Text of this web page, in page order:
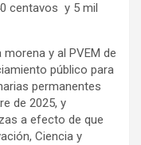
centavos y 5 mil
y al PVEM de
público para
permanentes
de 2025, y
a efecto de que
Ciencia y